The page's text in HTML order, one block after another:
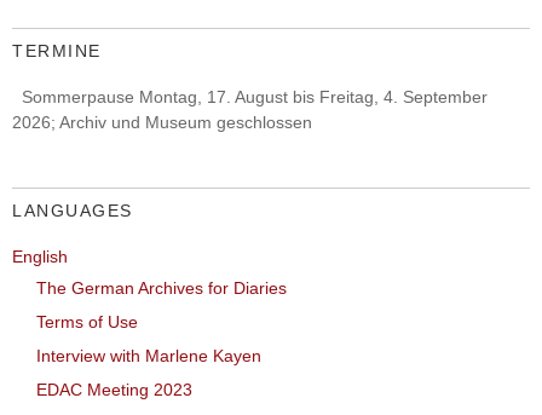
TERMINE
Sommerpause Montag, 17. August bis Freitag, 4. September
2026; Archiv und Museum geschlossen
LANGUAGES
English
The German Archives for Diaries
Terms of Use
Interview with Marlene Kayen
EDAC Meeting 2023